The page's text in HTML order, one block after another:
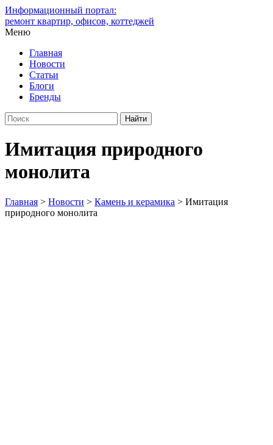
Информационный портал:
ремонт квартир, офисов, коттеджей
Меню
Главная
Новости
Статьи
Блоги
Бренды
Имитация природного
монолита
Главная > Новости > Камень и керамика > Имитация
природного монолита